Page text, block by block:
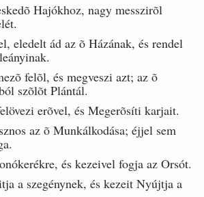
Hajókhoz, nagy messzirõl
eledelt ád az õ Házának, és rendel
felõl, és megveszi azt; az õ
szõlõt Plántál.
erõvel, és Megerõsíti karjait.
az õ Munkálkodása; éjjel sem
és kezeivel fogja az Orsót.
a szegénynek, és kezeit Nyújtja a